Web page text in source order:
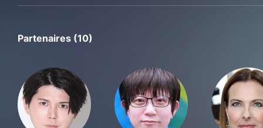
Partenaires (10)